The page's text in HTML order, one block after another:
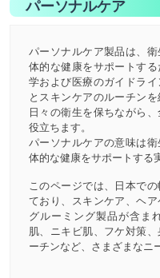
パーソナルケア
パーソナルケア製品は、
体的な健康をサポートす
学および医療のガイドラ
とスキンケアのルーチン
日々の衛生を保ちながら
役立ちます。
パーソナルケアの意味は
体的な健康をサポートする
このページでは、日本で
ており、スキンケア、ヘア
グルーミング製品が含ま
肌、ニキビ肌、フケ対策
ーチンなど、さまざまなニ